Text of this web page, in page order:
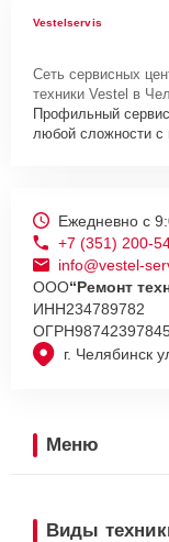
Vestelservis
Сеть сервисных
техники Vestel в
Профильный
любой сложности с
г. Челябинск
Ежедневно с
+7 (351) 200-
info@vestel-
ООО“Ремонт
ИНН234789782
ОГРН
Меню
Виды